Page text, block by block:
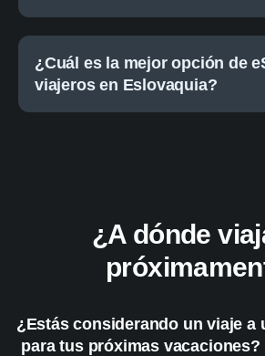
¿Cuál es la mejor opción de
viajeros en Eslovaquia?
¿A dónde
¿Estás considerando un viaje a
para tus próximas vacaciones?